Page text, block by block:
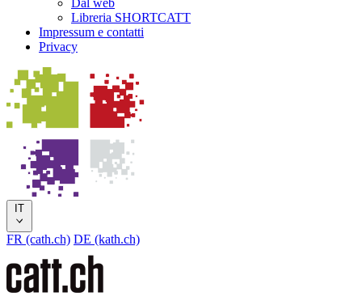
Dal web
Libreria SHORTCATT
Impressum e contatti
Privacy
IT
FR (cath.ch) DE (kath.ch)